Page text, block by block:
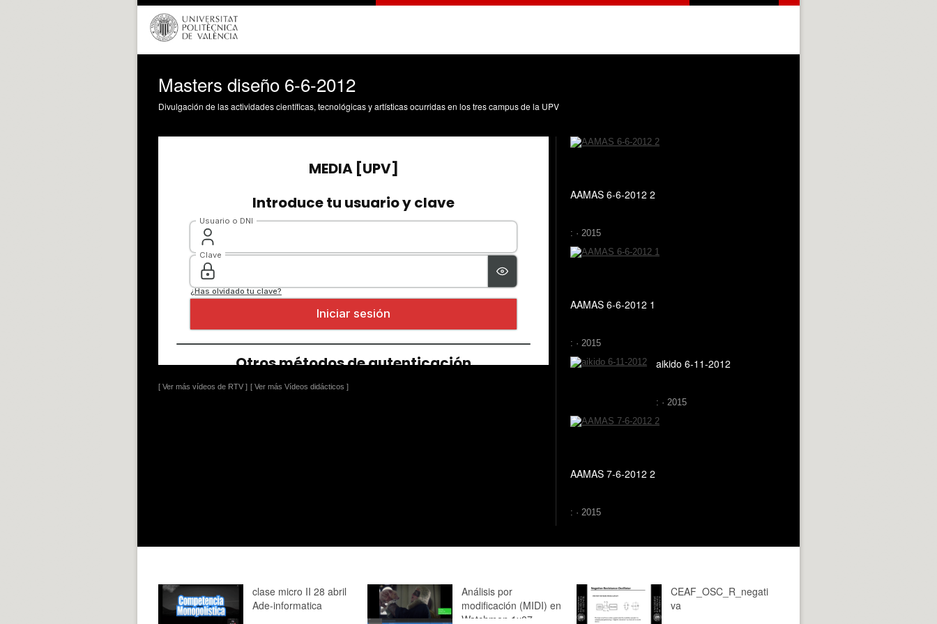
Masters diseño 6-6-2012
Divulgación de las actividades científicas, tecnológicas y artísticas ocurridas en los tres campus de la UPV
[ Ver más vídeos de RTV ] [ Ver más Vídeos didácticos ]
AAMAS 6-6-2012 2
: · 2015
AAMAS 6-6-2012 1
: · 2015
aikido 6-11-2012
: · 2015
AAMAS 7-6-2012 2
: · 2015
clase micro II 28 abril
Ade-informatica
Análisis por
modificación (MIDI) en
Watchmen 1x07
CEAF_OSC_R_negati
va